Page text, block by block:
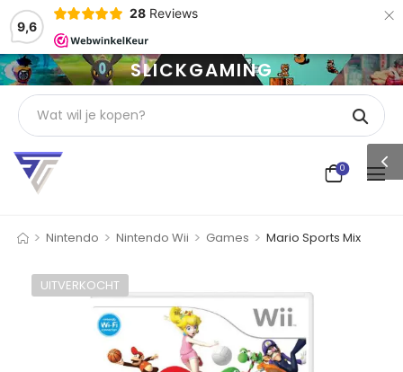
9,6
28 Reviews ×
SLICKGAMING
0
> Nintendo > Nintendo Wii > Games > Mario Sports Mix
UITVERKOCHT